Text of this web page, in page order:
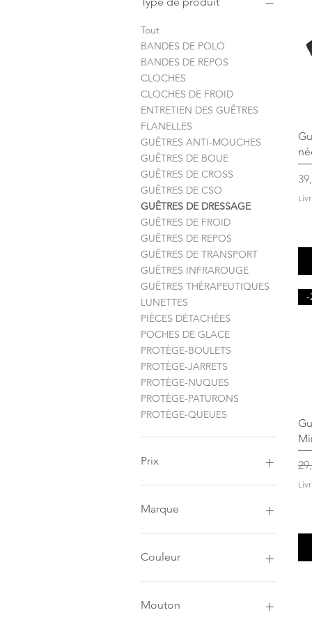
Tout
BANDES DE POLO
BANDES DE REPOS
CLOCHES
CLOCHES DE FROID
ENTRETIEN DES GUÊTRES
FLANELLES
GUÊTRES ANTI-MOUCHES
GUÊTRES DE BOUE
GUÊTRES DE CROSS
GUÊTRES DE CSO
GUÊTRES DE DRESSAGE
GUÊTRES DE FROID
GUÊTRES DE REPOS
GUÊTRES DE TRANSPORT
GUÊTRES INFRAROUGE
GUÊTRES THÉRAPEUTIQUES
LUNETTES
PIÈCES DÉTACHÉES
POCHES DE GLACE
PROTÈGE-BOULETS
PROTÈGE-JARRETS
PROTÈGE-NUQUES
PROTÈGE-PATURONS
PROTÈGE-QUEUES
Prix
Marque
ARJUNA
BACK ON TRACK
COVALLIERO
EQUESTRIAN
Couleur
BEIGE
BLANC
Mouton
-